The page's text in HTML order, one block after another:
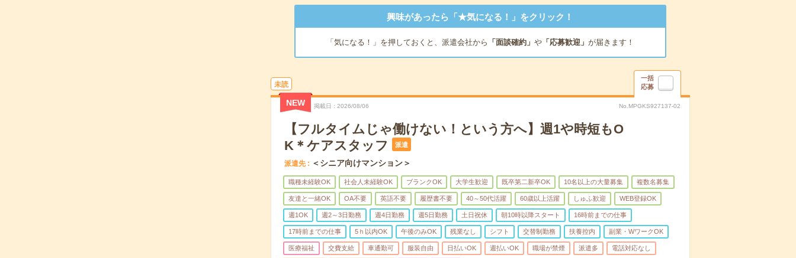
興味があったら「★気になる！」をクリック！
「気になる！」を押しておくと、派遣会社から 「面談確約」 や「応募歓迎」 が届きます！
未読
一括
応募
NEW 掲載日 2026/08/06 No.MPGKS927137-02
【フルタイムじゃ働けない！という方へ】週1や時短もO
K＊ケアスタッフ
派遣
派遣先 ＜シニア向けマンション＞
職種未経験OK 社会人未経験OK ブランクOK 大学生歓迎 既卒第二新卒OK 10名以上の大量募集 複数名募集
友達と一緒OK OA不要 英語不要 履歴書不要 40～50代活躍 60歳以上活躍 しゅふ歓迎 WEB登録OK
週1OK 週2～3日勤務 週4日勤務 週5日勤務 土日祝休 朝10時以降スタート 16時前までの仕事
17時前までの仕事 5ｈ以内OK 午後のみOK 残業なし シフト 交替制勤務 扶養控内 副業・WワークOK
医療福祉 交費支給 車通勤可 服装自由 日払いOK 週払いOK 職場が禁煙 派遣多 電話対応なし